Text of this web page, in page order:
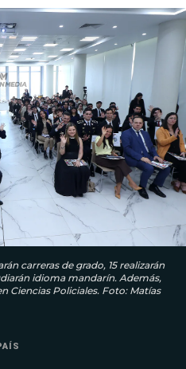
carreras de grado, 15 realizarán
idioma mandarín. Además,
Ciencias Policiales. Foto: Matías